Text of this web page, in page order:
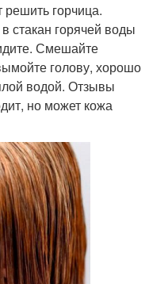
горчица.
стакан горячей воды
Смешайте
голову, хорошо
водой. Отзывы
но может кожа